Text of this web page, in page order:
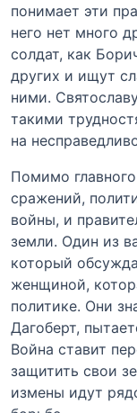
понимает эти
него нет много
солдат, как
других и ищут
ними.
такими
на
Помимо
сражений,
войны, и
земли. Один из
который
женщиной,
политике. Они
Дагоберт,
Война ставит
защитить свои
измены идут